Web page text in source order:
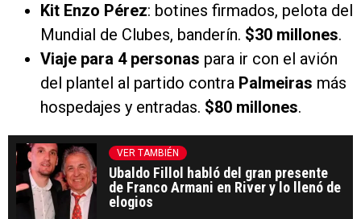
Kit Enzo Pérez: botines firmados, pelota del
Mundial de Clubes, banderín. $30 millones.
Viaje para 4 personas para ir con el avión
del plantel al partido contra Palmeiras más
hospedajes y entradas. $80 millones.
VER TAMBIÉN
Ubaldo Fillol habló del gran presente
de Franco Armani en River y lo llenó de
elogios